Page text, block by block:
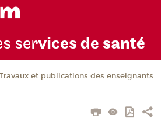
services de santé
et publications des enseignants